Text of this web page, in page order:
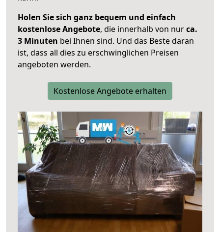
Holen Sie sich ganz bequem und einfach
kostenlose Angebote, die innerhalb von nurca.
3 Minuten bei Ihnen sind. Und das Beste daran
ist, dass all dies zu erschwinglichen Preisen
angeboten werden.
Kostenlose Angebote erhalten